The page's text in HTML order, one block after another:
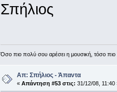
Σπήλιος
Όσο πιο πολύ σου αρέσει η μουσική, τόσο
Απ: Σπήλιος - Άπαντα
« Απάντηση #53 στις: 31/12/08, 11:40